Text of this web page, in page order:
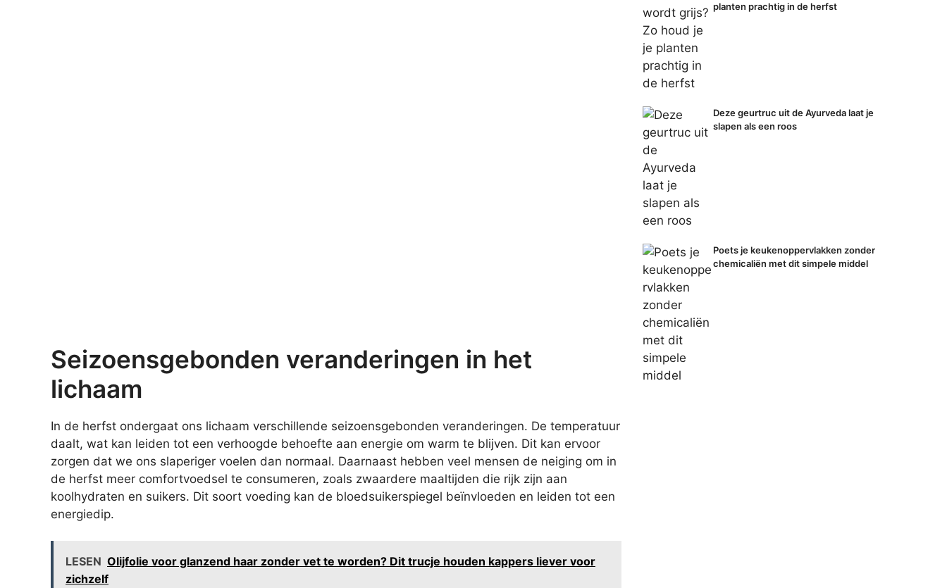
Seizoensgebonden veranderingen in het
lichaam
In de herfst ondergaat ons lichaam verschillende seizoensgebonden veranderingen. De temperatuur
daalt, wat kan leiden tot een verhoogde behoefte aan energie om warm te blijven. Dit kan ervoor
zorgen dat we ons slaperiger voelen dan normaal. Daarnaast hebben veel mensen de neiging om in
de herfst meer comfortvoedsel te consumeren, zoals zwaardere maaltijden die rijk zijn aan
koolhydraten en suikers. Dit soort voeding kan de bloedsuikerspiegel beïnvloeden en leiden tot een
energiedip.
LESEN Olijfolie voor glanzend haar zonder vet te worden? Dit trucje houden kappers liever voor
zichzelf
planten prachtig in de herfst
Deze geurtruc uit de Ayurveda laat je
slapen als een roos
Poets je keukenoppervlakken zonder
chemicaliën met dit simpele middel